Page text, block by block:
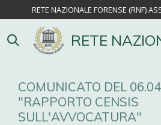
contenuto
principale
RETE NAZIONALE FORENSE (RNF)
COMUNICATO DEL
"RAPPORTO CENSIS
SULL'AVVOCATURA"